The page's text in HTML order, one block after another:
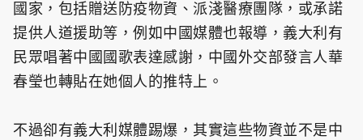
國家，包括贈送防疫物資、派淺醫療團隊，或承諾
提供人道援助等，例如中國媒體也報導，義大利有
民眾唱著中國國歌表達感謝，中國外交部發言人華
春瑩也轉貼在她個人的推特上。
不過卻有義大利媒體踢爆，其實這些物資並不是中